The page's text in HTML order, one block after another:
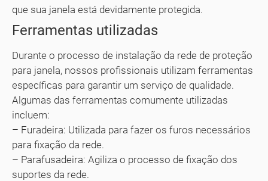
que sua janela está devidamente protegida.
Ferramentas utilizadas
Durante o processo de instalação da rede de proteção
para janela, nossos profissionais utilizam ferramentas
específicas para garantir um serviço de qualidade.
Algumas das ferramentas comumente utilizadas
incluem:
– Furadeira: Utilizada para fazer os furos necessários
para fixação da rede.
– Parafusadeira: Agiliza o processo de fixação dos
suportes da rede.